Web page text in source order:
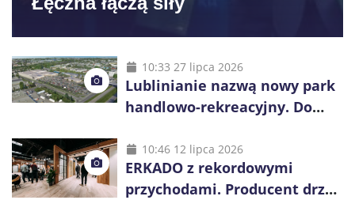
10:33 27 lipca 2026
Lublinianie nazwą nowy park
handlowo-rekreacyjny. Do
10:46 12 lipca 2026
ERKADO z rekordowymi
przychodami. Producent drzwi